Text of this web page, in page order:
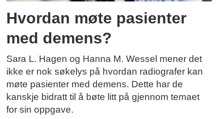
Hvordan møte pasienter
med demens?
Sara L. Hagen og Hanna M. Wessel mener det
ikke er nok søkelys på hvordan radiografer kan
møte pasienter med demens. Dette har de
kanskje bidratt til å bøte litt på gjennom temaet
for sin oppgave.